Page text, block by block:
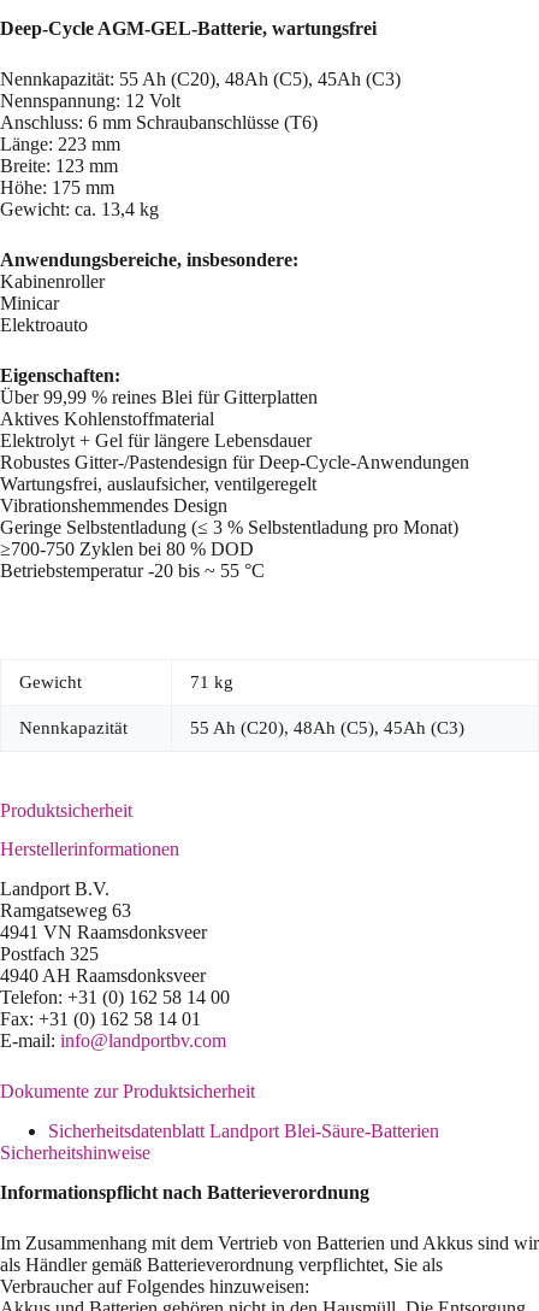
Deep-Cycle AGM-GEL-Batterie, wartungsfrei
Nennkapazität: 55 Ah (C20), 48Ah (C5), 45Ah (C3)
Nennspannung: 12 Volt
Anschluss: 6 mm Schraubanschlüsse (T6)
Länge: 223 mm
Breite: 123 mm
Höhe: 175 mm
Gewicht: ca. 13,4 kg
Anwendungsbereiche, insbesondere:
Kabinenroller
Minicar
Elektroauto
Eigenschaften:
Über 99,99 % reines Blei für Gitterplatten
Aktives Kohlenstoffmaterial
Elektrolyt + Gel für längere Lebensdauer
Robustes Gitter-/Pastendesign für Deep-Cycle-Anwendungen
Wartungsfrei, auslaufsicher, ventilgeregelt
Vibrationshemmendes Design
Geringe Selbstentladung (≤ 3 % Selbstentladung pro Monat)
≥700-750 Zyklen bei 80 % DOD
Betriebstemperatur -20 bis ~ 55 °C
Gewicht 71 kg
Nennkapazität 55 Ah (C20), 48Ah (C5), 45Ah (C3)
Produktsicherheit
Herstellerinformationen
Landport B.V.
Ramgatseweg 63
4941 VN Raamsdonksveer
Postfach 325
4940 AH Raamsdonksveer
Telefon: +31 (0) 162 58 14 00
Fax: +31 (0) 162 58 14 01
E-mail: info@landportbv.com
Dokumente zur Produktsicherheit
Sicherheitsdatenblatt Landport Blei-Säure-Batterien
Sicherheitshinweise
Informationspflicht nach Batterieverordnung
Im Zusammenhang mit dem Vertrieb von Batterien und Akkus sind wir
als Händler gemäß Batterieverordnung verpflichtet, Sie als
Verbraucher auf Folgendes hinzuweisen: